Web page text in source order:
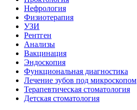
Нефрология
Физиотерапия
УЗИ
Рентген
Анализы
Вакцинация
Эндоскопия
Функциональная диагностика
Лечение зубов под микроскопом
Терапевтическая стоматология
Детская стоматология